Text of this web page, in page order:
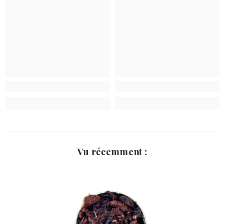
Vu récemment :